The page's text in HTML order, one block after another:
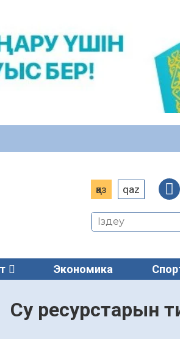
қаз qaz
Экономика
Су ресурстарын